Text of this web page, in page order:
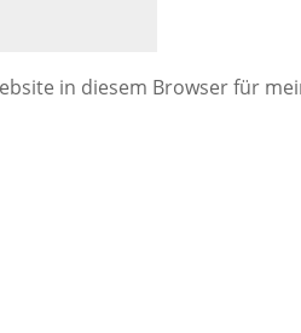
in diesem Browser für